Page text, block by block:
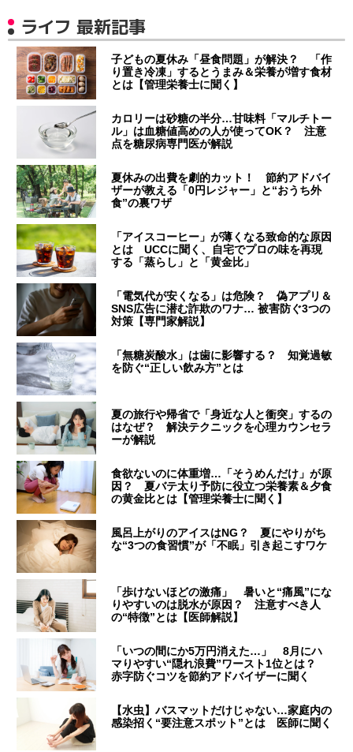
ライフ 最新記事
子どもの夏休み「昼食問題」が解決？ 「作
り置き冷凍」するとうまみ＆栄養が増す食材
とは【管理栄養士に聞く】
カロリーは砂糖の半分…甘味料「マルチトー
ル」は血糖値高めの人が使ってOK？ 注意
点を糖尿病専門医が解説
夏休みの出費を劇的カット！ 節約アドバイ
ザーが教える「0円レジャー」と“おうち外
食”の裏ワザ
「アイスコーヒー」が薄くなる致命的な原因
とは UCCに聞く、自宅でプロの味を再現
する「蒸らし」と「黄金比」
「電気代が安くなる」は危険？ 偽アプリ＆
SNS広告に潜む詐欺のワナ… 被害防ぐ3つの
対策【専門家解説】
「無糖炭酸水」は歯に影響する？ 知覚過敏
を防ぐ“正しい飲み方”とは
夏の旅行や帰省で「身近な人と衝突」するの
はなぜ？ 解決テクニックを心理カウンセラ
ーが解説
食欲ないのに体重増…「そうめんだけ」が原
因？ 夏バテ太り予防に役立つ栄養素＆夕食
の黄金比とは【管理栄養士に聞く】
風呂上がりのアイスはNG？ 夏にやりがち
な“3つの食習慣”が「不眠」引き起こすワケ
「歩けないほどの激痛」 暑いと“痛風”にな
りやすいのは脱水が原因？ 注意すべき人
の“特徴”とは【医師解説】
「いつの間にか5万円消えた…」 8月にハ
マりやすい“隠れ浪費”ワースト1位とは？
赤字防ぐコツを節約アドバイザーに聞く
【水虫】バスマットだけじゃない…家庭内の
感染招く“要注意スポット”とは 医師に聞く